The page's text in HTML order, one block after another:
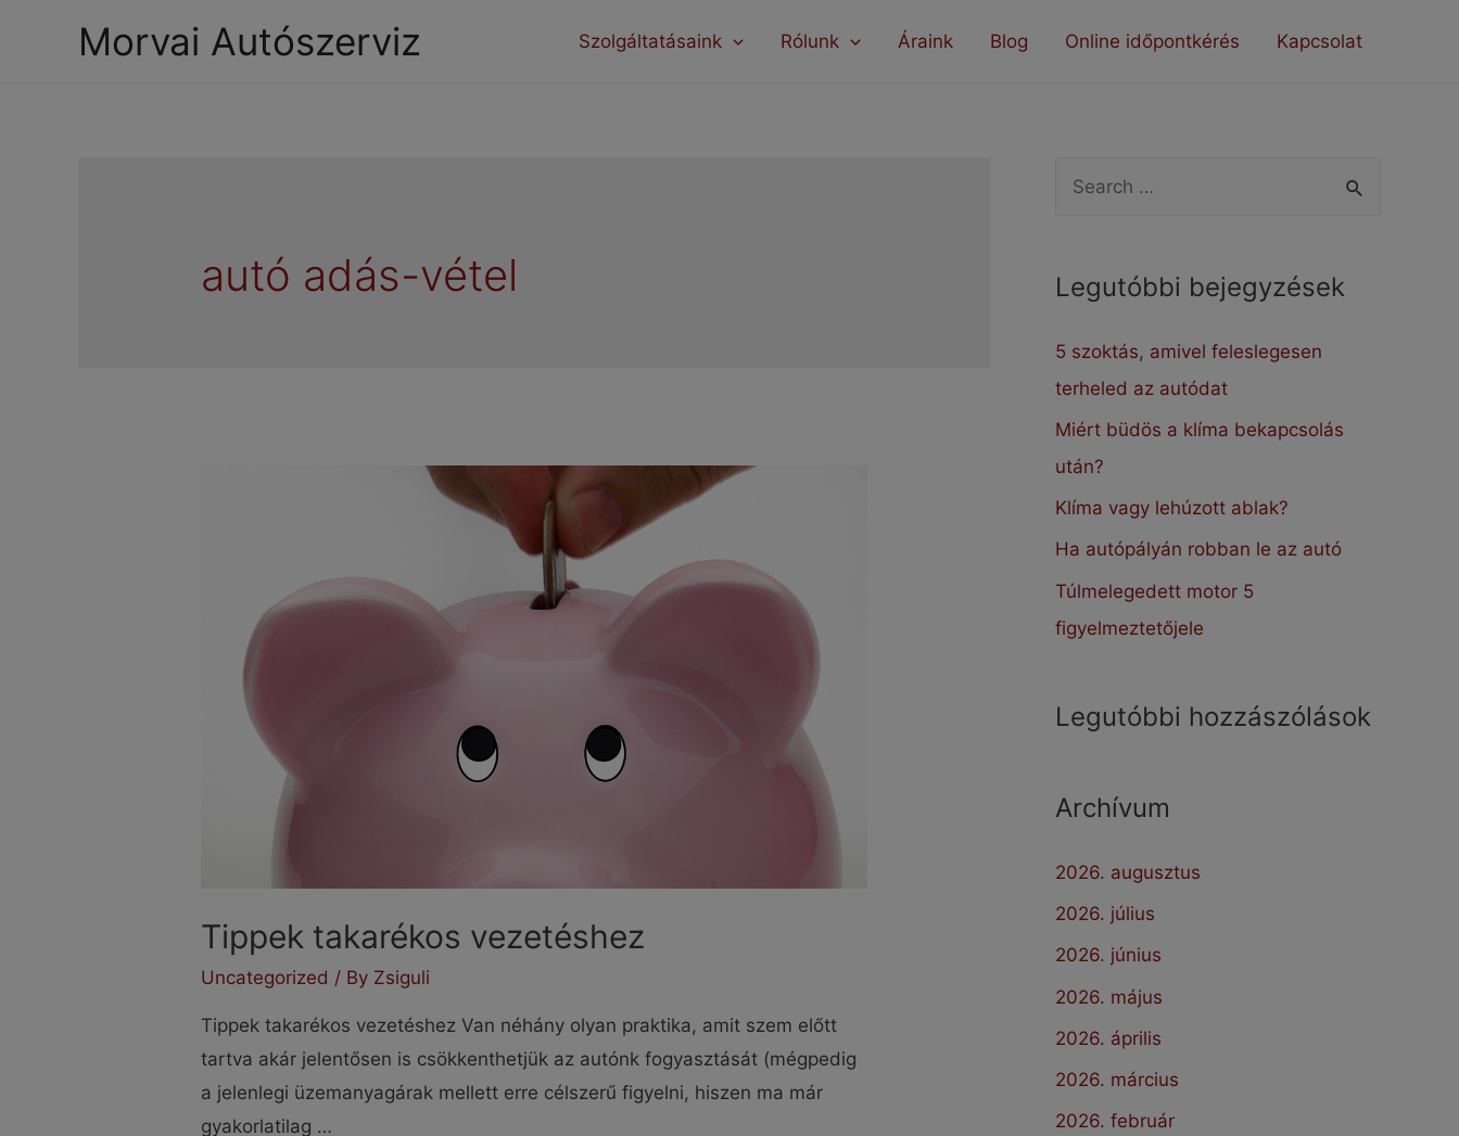
Morvai Autószerviz Szolgáltatásaink Rólunk Áraink Blog Online időpontkérés Kapcsolat
autó adás-vétel
Tippek takarékos vezetéshez
Uncategorized / By Zsiguli
Tippek takarékos vezetéshez Van néhány olyan praktika, amit szem előtt
tartva akár jelentősen is csökkenthetjük az autónk fogyasztását (mégpedig
a jelenlegi üzemanyagárak mellett erre célszerű figyelni, hiszen ma már
gyakorlatilag …
h
f
o
r
:
Legutóbbi bejegyzések
5 szoktás, amivel feleslegesen
terheled az autódat
Miért büdös a klíma bekapcsolás
után?
Klíma vagy lehúzott ablak?
Ha autópályán robban le az autó
Túlmelegedett motor 5
figyelmeztetőjele
Legutóbbi hozzászólások
Archívum
2026. augusztus
2026. július
2026. június
2026. május
2026. április
2026. március
2026. február